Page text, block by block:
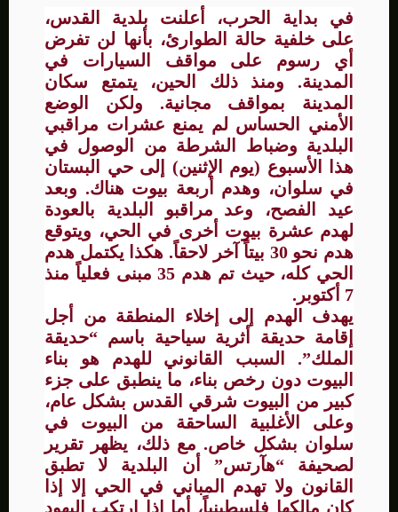
في بداية الحرب، أعلنت بلدية القدس،
على خلفية حالة الطوارئ، بأنها لن تفرض
أي رسوم على مواقف السيارات في
المدينة. ومنذ ذلك الحين، يتمتع سكان
المدينة بمواقف مجانية. ولكن الوضع
الأمني الحساس لم يمنع عشرات مراقبي
البلدية وضباط الشرطة من الوصول في
هذا الأسبوع (يوم الإثنين) إلى حي البستان
في سلوان، وهدم أربعة بيوت هناك. وبعد
عيد الفصح، وعد مراقبو البلدية بالعودة
لهدم عشرة بيوت أخرى في الحي، ويتوقع
هدم نحو 30 بيتاً آخر لاحقاً. هكذا يكتمل هدم
الحي كله، حيث تم هدم 35 مبنى فعلياً منذ
7 أكتوبر.
يهدف الهدم إلى إخلاء المنطقة من أجل
إقامة حديقة أثرية سياحية باسم “حديقة
الملك”. السبب القانوني للهدم هو بناء
البيوت دون رخص بناء، ما ينطبق على جزء
كبير من البيوت شرقي القدس بشكل عام،
وعلى الأغلبية الساحقة من البيوت في
سلوان بشكل خاص. مع ذلك، يظهر تقرير
لصحيفة “هآرتس” أن البلدية لا تطبق
القانون ولا تهدم المباني في الحي إلا إذا
كان مالكها فلسطينياً، أما إذا ارتكب اليهود